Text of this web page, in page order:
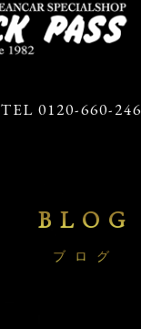
TEL 0120-660-246
BLOG
ブログ